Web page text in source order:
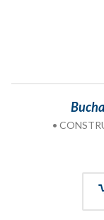
•